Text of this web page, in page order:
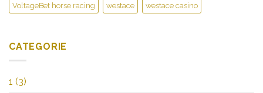
VoltageBet horse racing westace westace casino
CATEGORIE
1 (3)